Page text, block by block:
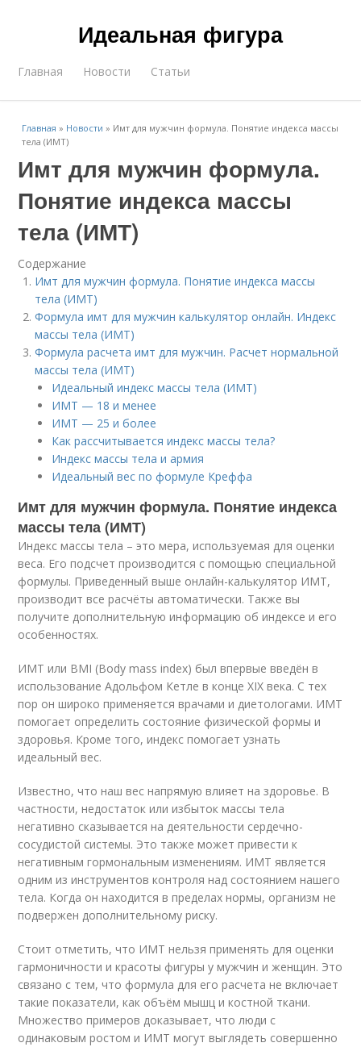
Идеальная фигура
Главная Новости Статьи
Главная » Новости » Имт для мужчин формула. Понятие индекса массы
тела (ИМТ)
Имт для мужчин формула.
Понятие индекса массы
тела (ИМТ)
Содержание
Имт для мужчин формула. Понятие индекса массы
тела (ИМТ)
Формула имт для мужчин калькулятор онлайн. Индекс
массы тела (ИМТ)
Формула расчета имт для мужчин. Расчет нормальной
массы тела (ИМТ)
Идеальный индекс массы тела (ИМТ)
ИМТ — 18 и менее
ИМТ — 25 и более
Как рассчитывается индекс массы тела?
Индекс массы тела и армия
Идеальный вес по формуле Креффа
Имт для мужчин формула. Понятие индекса
массы тела (ИМТ)
Индекс массы тела – это мера, используемая для оценки
веса. Его подсчет производится с помощью специальной
формулы. Приведенный выше онлайн-калькулятор ИМТ,
производит все расчёты автоматически. Также вы
получите дополнительную информацию об индексе и его
особенностях.
ИМТ или BMI (Body mass index) был впервые введён в
использование Адольфом Кетле в конце XIX века. С тех
пор он широко применяется врачами и диетологами. ИМТ
помогает определить состояние физической формы и
здоровья. Кроме того, индекс помогает узнать
идеальный вес.
Известно, что наш вес напрямую влияет на здоровье. В
частности, недостаток или избыток массы тела
негативно сказывается на деятельности сердечно-
сосудистой системы. Это также может привести к
негативным гормональным изменениям. ИМТ является
одним из инструментов контроля над состоянием нашего
тела. Когда он находится в пределах нормы, организм не
подвержен дополнительному риску.
Стоит отметить, что ИМТ нельзя применять для оценки
гармоничности и красоты фигуры у мужчин и женщин. Это
связано с тем, что формула для его расчета не включает
такие показатели, как объём мышц и костной ткани.
Множество примеров доказывает, что люди с
одинаковым ростом и ИМТ могут выглядеть совершенно